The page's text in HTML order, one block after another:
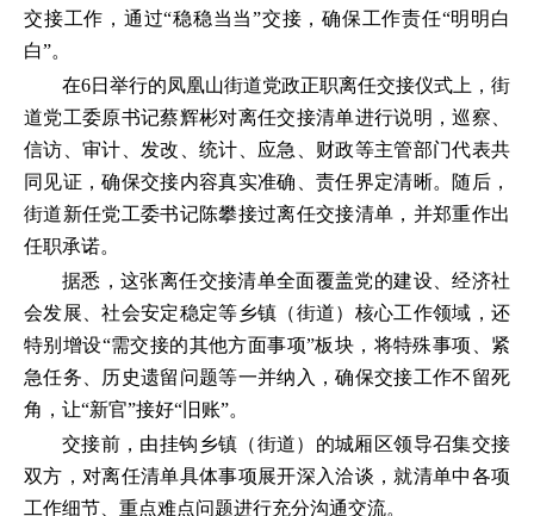
交接工作，通过“稳稳当当”交接，确保工作责任“明明白
白”。
在6日举行的凤凰山街道党政正职离任交接仪式上，街
道党工委原书记蔡辉彬对离任交接清单进行说明，巡察、
信访、审计、发改、统计、应急、财政等主管部门代表共
同见证，确保交接内容真实准确、责任界定清晰。随后，
街道新任党工委书记陈攀接过离任交接清单，并郑重作出
任职承诺。
据悉，这张离任交接清单全面覆盖党的建设、经济社
会发展、社会安定稳定等乡镇（街道）核心工作领域，还
特别增设“需交接的其他方面事项”板块，将特殊事项、紧
急任务、历史遗留问题等一并纳入，确保交接工作不留死
角，让“新官”接好“旧账”。
交接前，由挂钩乡镇（街道）的城厢区领导召集交接
双方，对离任清单具体事项展开深入洽谈，就清单中各项
工作细节、重点难点问题进行充分沟通交流。